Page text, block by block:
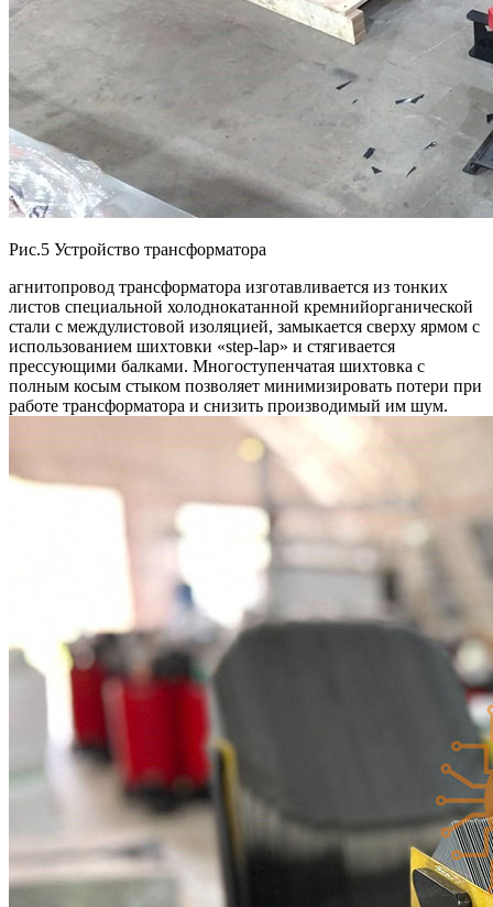
Рис.5 Устройство трансформатора
агнитопровод трансформатора изготавливается из тонких
листов специальной холоднокатанной кремнийорганической
стали с междулистовой изоляцией, замыкается сверху ярмом с
использованием шихтовки «step-lap» и стягивается
прессующими балками. Многоступенчатая шихтовка с
полным косым стыком позволяет минимизировать потери при
работе трансформатора и снизить производимый им шум.